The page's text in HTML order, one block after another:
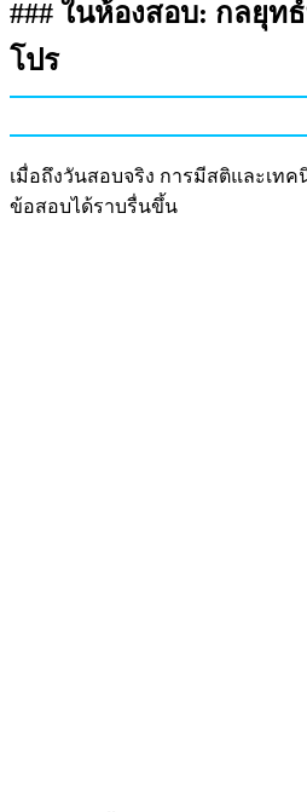
### ในห้องสอบ: กลยุ
โปร
เมื่อถึงวันสอบจริง การมีสติและเท
ข้อสอบได้ราบรื่นขึ้น